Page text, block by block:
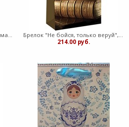
Пакет подарочный Мужская тема 18х22,7х10 (медв)
Брелок "Не бойся, только веруй", акриловый (вк)
214.00 руб.